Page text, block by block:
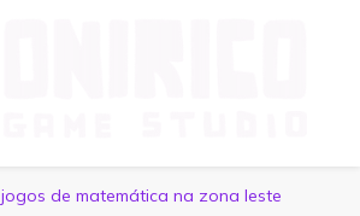
jogos de matemática na zona leste